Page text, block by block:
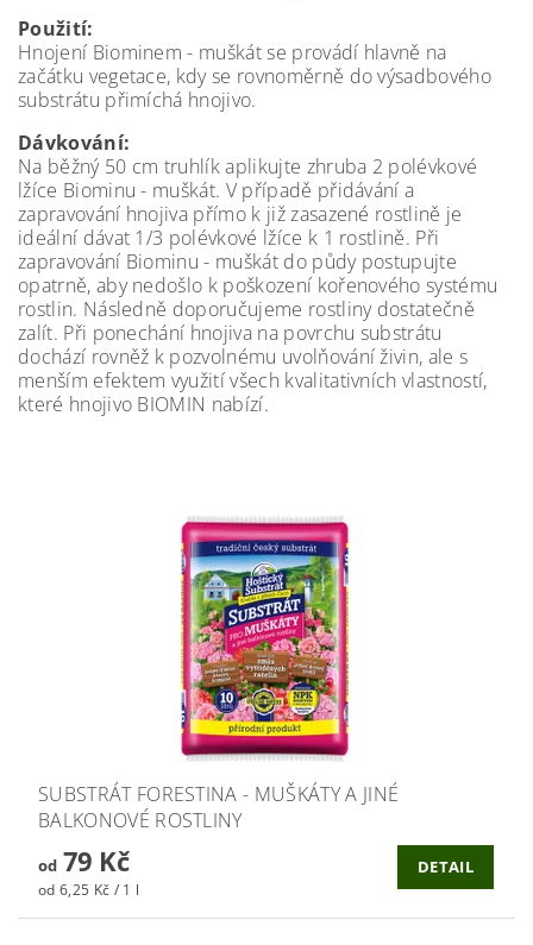
Použití:
Hnojení Biominem - muškát se provádí hlavně na
začátku vegetace, kdy se rovnoměrně do výsadbového
substrátu přimíchá hnojivo.
Dávkování:
Na běžný 50 cm truhlík aplikujte zhruba 2 polévkové
lžíce Biominu - muškát. V případě přidávání a
zapravování hnojiva přímo k již zasazené rostlině je
ideální dávat 1/3 polévkové lžíce k 1 rostlině. Při
zapravování Biominu - muškát do půdy postupujte
opatrně, aby nedošlo k poškození kořenového systému
rostlin. Následně doporučujeme rostliny dostatečně
zalít. Při ponechání hnojiva na povrchu substrátu
dochází rovněž k pozvolnému uvolňování živin, ale s
menším efektem využití všech kvalitativních vlastností,
které hnojivo BIOMIN nabízí.
SUBSTRÁT FORESTINA - MUŠKÁTY A JINÉ
BALKONOVÉ ROSTLINY
od79 Kč
od 6,25 Kč / 1 l
DETAIL